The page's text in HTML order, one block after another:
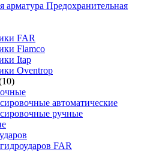
Предохранительная
FAR
Flamco
Itap
Oventrop
автоматические
ручные
FAR